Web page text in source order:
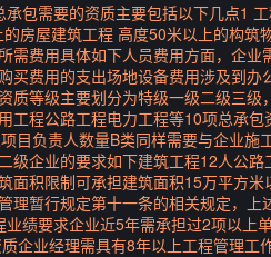
包需要的资质主要包括以下几点1
房屋建筑工程 高度50米以上的构
需费用具体如下人员费用方面，企
买费用的支出场地设备费用涉及到
质等级主要划分为特级一级二级三
工程公路工程电力工程等10项总承
目负责人数量B类同样需要与企业
级企业的要求如下建筑工程12人公
面积限制可承担建筑面积15万平方
理暂行规定第十一条的相关规定，
绩要求企业近5年需承担过2项以上
企业经理需具有8年以上工程管理工